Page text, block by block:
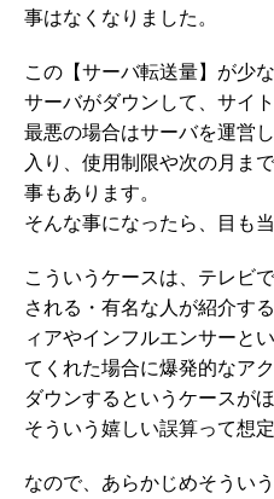
事はなくなりました。
この【サーバ転送量】が少
サーバがダウンして、サイ
最悪の場合はサーバを運営
入り、使用制限や次の月ま
事もあります。
そんな事になったら、目も
こういうケースは、テレビ
される・有名な人が紹介す
ィアやインフルエンサーと
てくれた場合に爆発的なア
ダウンするというケースが
そういう嬉しい誤算って想
なので、あらかじめそうい